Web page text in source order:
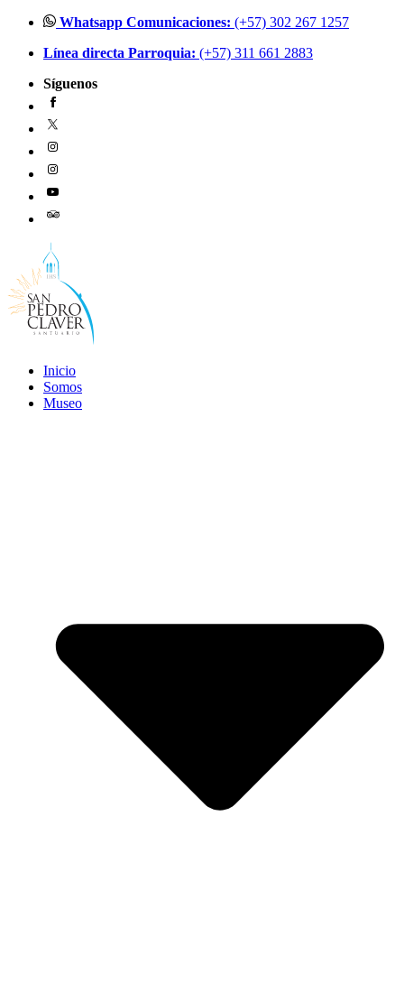
contenido
Whatsapp Comunicaciones: (+57) 302 267 1257
Línea directa Parroquia: (+57) 311 661 2883
Síguenos
Inicio
Somos
Museo